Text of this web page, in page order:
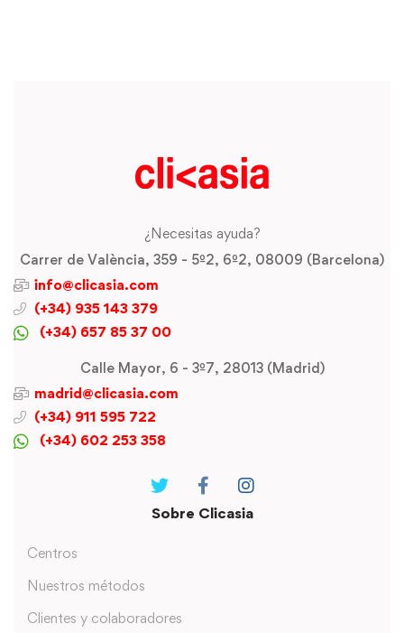
¿Necesitas ayuda?
Carrer de València, 359 - 5º2, 6º2, 08009 (Barcelona)
info@clicasia.com
(+34) 935 143 379
(+34) 657 85 37 00
Calle Mayor, 6 - 3º7, 28013 (Madrid)
madrid@clicasia.com
(+34) 911 595 722
(+34) 602 253 358
Sobre Clicasia
Centros
Nuestros métodos
Clientes y colaboradores